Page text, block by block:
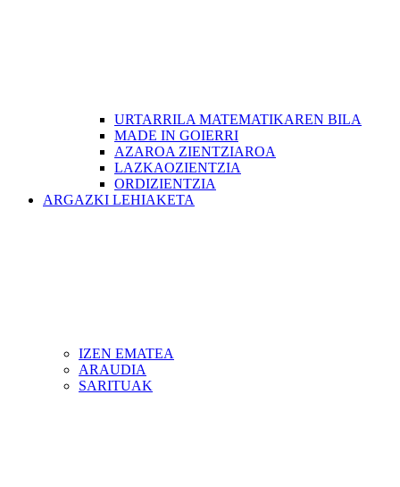
URTARRILA MATEMATIKAREN BILA
MADE IN GOIERRI
AZAROA ZIENTZIAROA
LAZKAOZIENTZIA
ORDIZIENTZIA
ARGAZKI LEHIAKETA
IZEN EMATEA
ARAUDIA
SARITUAK